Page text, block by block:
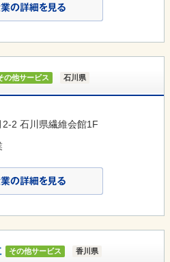
の他サービス 石川県
2 石川県繊維会館1F
その他サービス 香川県